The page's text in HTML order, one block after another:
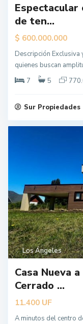
Espectacular
de ten...
$ 600.000.000
Descripción
quienes buscan
7
5
Sur Propiedades
Los Ángeles
Casa Nueva
Cerrado ...
11.400 UF
A minutos del centro